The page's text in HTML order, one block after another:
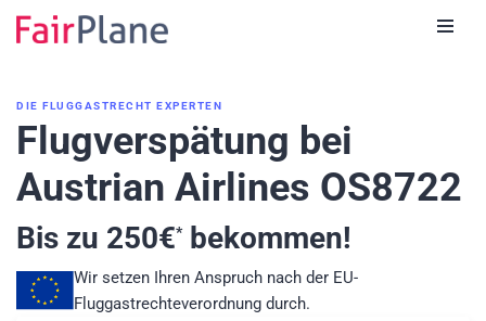
DIE FLUGGASTRECHT EXPERTEN
Flugverspätung bei
Austrian Airlines OS8722
Bis zu 250€*bekommen!
Wir setzen Ihren Anspruch nach der EU-
Fluggastrechteverordnung durch.